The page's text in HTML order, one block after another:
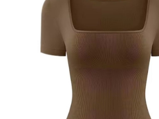
коротким